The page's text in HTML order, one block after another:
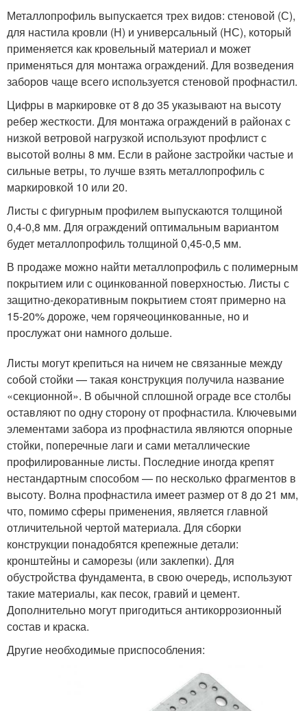
Металлопрофиль выпускается трех видов: стеновой (С),
для настила кровли (Н) и универсальный (НС), который
применяется как кровельный материал и может
применяться для монтажа ограждений. Для возведения
заборов чаще всего используется стеновой профнастил.
Цифры в маркировке от 8 до 35 указывают на высоту
ребер жесткости. Для монтажа ограждений в районах с
низкой ветровой нагрузкой используют профлист с
высотой волны 8 мм. Если в районе застройки частые и
сильные ветры, то лучше взять металлопрофиль с
маркировкой 10 или 20.
Листы с фигурным профилем выпускаются толщиной
0,4-0,8 мм. Для ограждений оптимальным вариантом
будет металлопрофиль толщиной 0,45-0,5 мм.
В продаже можно найти металлопрофиль с полимерным
покрытием или с оцинкованной поверхностью. Листы с
защитно-декоративным покрытием стоят примерно на
15-20% дороже, чем горячеоцинкованные, но и
прослужат они намного дольше.
Листы могут крепиться на ничем не связанные между
собой стойки — такая конструкция получила название
«секционной». В обычной сплошной ограде все столбы
оставляют по одну сторону от профнастила. Ключевыми
элементами забора из профнастила являются опорные
стойки, поперечные лаги и сами металлические
профилированные листы. Последние иногда крепят
нестандартным способом — по несколько фрагментов в
высоту. Волна профнастила имеет размер от 8 до 21 мм,
что, помимо сферы применения, является главной
отличительной чертой материала. Для сборки
конструкции понадобятся крепежные детали:
кронштейны и саморезы (или заклепки). Для
обустройства фундамента, в свою очередь, используют
такие материалы, как песок, гравий и цемент.
Дополнительно могут пригодиться антикоррозионный
состав и краска.
Другие необходимые приспособления: